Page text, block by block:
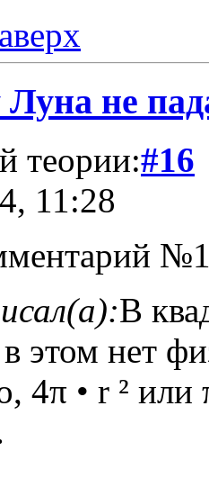
не
теории:#16
11:28
В
этом нет
4π • r ²